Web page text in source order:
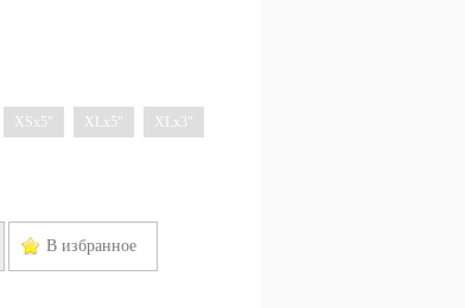
XSx5" XLx5" XLx3"
В избранное